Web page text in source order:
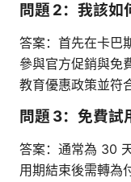
問題 2：我該如
答案：首先在卡巴
參與官方促銷與免
教育優惠政策並符
問題 3：免費試
答案：通常為 30
用期結束後需轉為